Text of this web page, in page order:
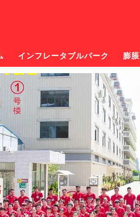
インフレータブルパーク 膨